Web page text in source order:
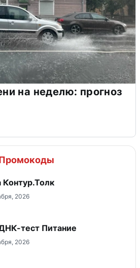
на неделю: прогноз
Контур.Толк
2026
тест Питание
2026